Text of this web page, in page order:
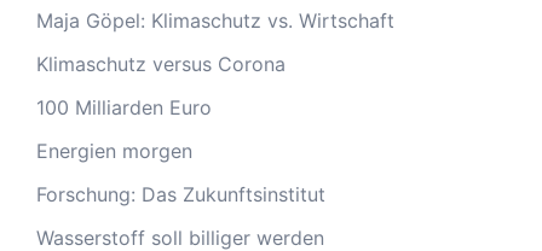
Maja Göpel: Klimaschutz vs. Wirtschaft
Klimaschutz versus Corona
100 Milliarden Euro
Energien morgen
Forschung: Das Zukunftsinstitut
Wasserstoff soll billiger werden